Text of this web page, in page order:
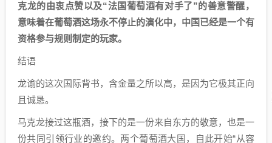
克龙的由衷点赞以及“法国葡萄酒有对手了”的善意警醒，
意味着在葡萄酒这场永不停止的演化中，中国已经是一个有
资格参与规则制定的玩家。
结语
龙谕的这次国际背书，含金量之所以高，是因为它极其正向
且诚恳。
马克龙接过这瓶酒，接下的是一份来自东方的敬意，也是一
份共同引领行业的邀约。两个葡萄酒大国，自此开始“从容